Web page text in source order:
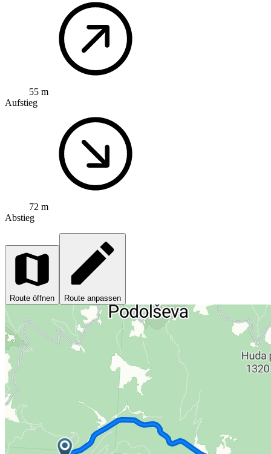
55 m
Aufstieg
72 m
Abstieg
Route öffnen Route anpassen